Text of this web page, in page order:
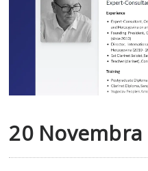
20 Novembra